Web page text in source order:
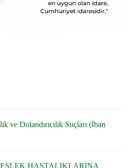
ve Dolandırıcılık Suçları (İban
HASTALIKLARINA